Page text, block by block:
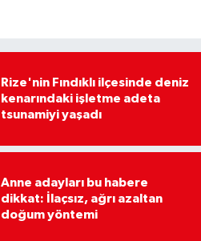
Rize'nin Fındıklı ilçesinde deniz
kenarındaki işletme adeta
tsunamiyi yaşadı
Anne adayları bu habere
dikkat: İlaçsız, ağrı azaltan
doğum yöntemi